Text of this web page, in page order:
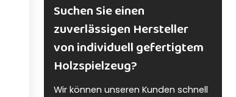
Suchen Sie einen
zuverlässigen Hersteller
von individuell gefertigtem
Holzspielzeug?
Wir können unseren Kunden schnell